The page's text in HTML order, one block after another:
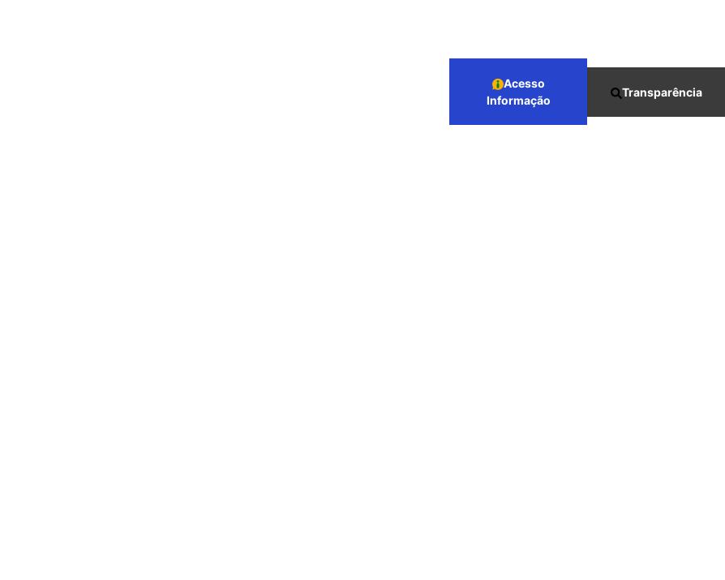
Acesso
Informação
Transparência